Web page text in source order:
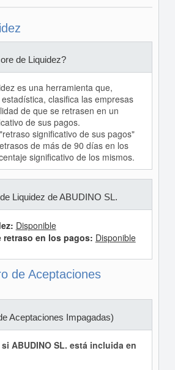
de Liquidez?
es una herramienta que,
clasifica las empresas
de que se retrasen en un
de sus pagos.
significativo de sus pagos"
de más de 90 días en los
significativo de los mismos.
Liquidez de ABUDINO SL.
Disponible
retraso en los pagos: Disponible
de Aceptaciones
Aceptaciones Impagadas)
ABUDINO SL. está incluida en